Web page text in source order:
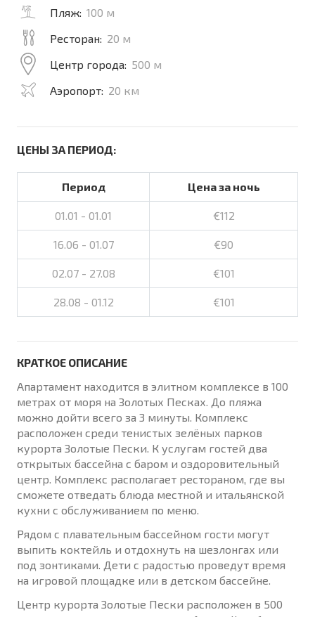
Пляж: 100 м
Ресторан: 20 м
Центр города: 500 м
Аэропорт: 20 км
ЦЕНЫ ЗА ПЕРИОД:
Период Цена за ночь
01.01 - 01.01 €112
16.06 - 01.07 €90
02.07 - 27.08 €101
28.08 - 01.12 €101
КРАТКОЕ ОПИСАНИЕ
Апартамент находится в элитном комплексе в 100
метрах от моря на Золотых Песках. До пляжа
можно дойти всего за 3 минуты. Комплекс
расположен среди тенистых зелёных парков
курорта Золотые Пески. К услугам гостей два
открытых бассейна с баром и оздоровительный
центр. Комплекс располагает рестораном, где вы
сможете отведать блюда местной и итальянской
кухни с обслуживанием по меню.
Рядом с плавательным бассейном гости могут
выпить коктейль и отдохнуть на шезлонгах или
под зонтиками. Дети с радостью проведут время
на игровой площадке или в детском бассейне.
Центр курорта Золотые Пески расположен в 500